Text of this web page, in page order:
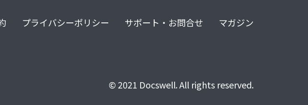
プライバシーポリシー サポート・お問合せ マガジン
© 2021 Docswell. All rights reserved.